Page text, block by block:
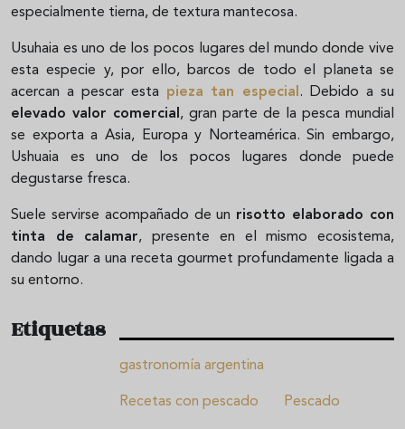
especialmente tierna, de textura mantecosa.
Usuhaia es uno de los pocos lugares del mundo donde vive
esta especie y, por ello, barcos de todo el planeta se
acercan a pescar esta pieza tan especial. Debido a su
elevado valor comercial, gran parte de la pesca mundial
se exporta a Asia, Europa y Norteamérica. Sin embargo,
Ushuaia es uno de los pocos lugares donde puede
degustarse fresca.
Suele servirse acompañado de un risotto elaborado con
tinta de calamar, presente en el mismo ecosistema,
dando lugar a una receta gourmet profundamente ligada a
su entorno.
Etiquetas
gastronomía argentina
Recetas con pescado Pescado